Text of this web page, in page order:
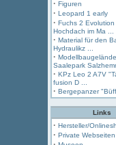
· Figuren
· Leopard 1 early
· Fuchs 2 Evolution
Hochdach im Ma ...
· Material für den
Hydraulikz ...
· Modellbaugelände
Saalepark
· KPz Leo 2 A7V
fusion D ...
· Bergepanzer
Links
· Hersteller/
· Private Webseiten